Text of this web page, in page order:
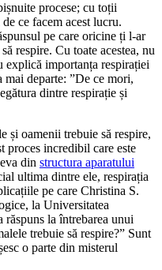
procese; cu toții
ce facem acest lucru.
pe care oricine ți l-ar
respire. Cu toate acestea, nu
explică importanța respirației
departe: ”De ce mori,
dintre respirație și
și oamenii trebuie să respire,
proces incredibil care este
din structura aparatului
ultima dintre ele, respirația
pe care Christina S.
la Universitatea
la întrebarea unui
trebuie să respire?” Sunt
o parte din misterul